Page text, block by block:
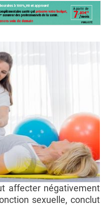
affecter négativement
sexuelle, conclut